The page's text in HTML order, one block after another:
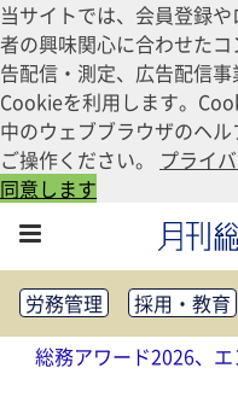
当サイトでは、会員登録
者の興味関心に合わせた
告配信・測定、広告配信
Cookieを利用します。
中のウェブブラウザのヘ
ご操作ください。 プライ
同意します
労務管理 採用・教育
健康経営
働き方改革
法務・コンプライアンス
総務アワード2026、エ